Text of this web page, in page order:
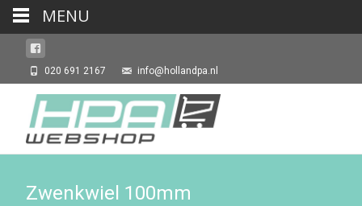
020 691 2167 info@hollandpa.nl
Zwenkwiel 100mm
MENU